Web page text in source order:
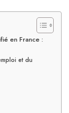
en France :
et du